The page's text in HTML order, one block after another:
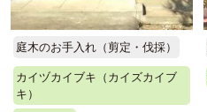
庭木のお手入れ（剪定・伐採）
カイヅカイブキ（カイズカイブ
キ）